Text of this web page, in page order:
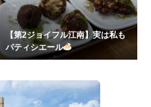
【第2ジョイフル江南】実は私も
パティシエール